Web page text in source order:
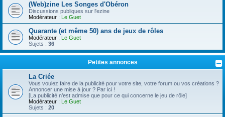
(Web)zine Les Songes d'Obéron
Discussions publiques sur l'ezine
Modérateur : Le Guet
Quarante (et même 50) ans de jeux de rôles
Modérateur : Le Guet
Sujets : 36
Petites annonces
La Criée
Vous voulez faire de la publicité pour votre site, votre forum ou vos créations ?
Annoncer une mise à jour ? Par ici !
[La publicité n’est admise que pour ce qui concerne le jeu de rôle]
Modérateur : Le Guet
Sujets : 20